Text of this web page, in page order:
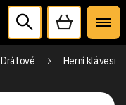
Drátové Herní